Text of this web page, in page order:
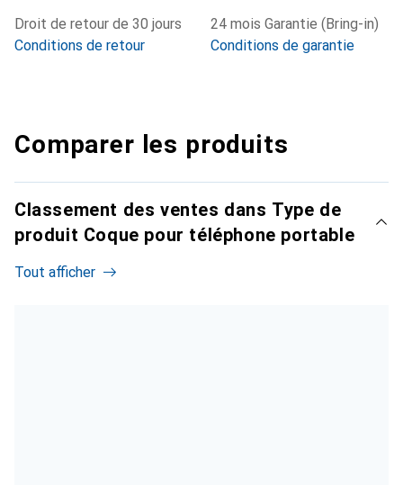
Droit de retour de 30 jours
Conditions de retour
24 mois Garantie (Bring-in)
Conditions de garantie
Comparer les produits
Classement des ventes dans Type de
produit Coque pour téléphone portable
Tout afficher